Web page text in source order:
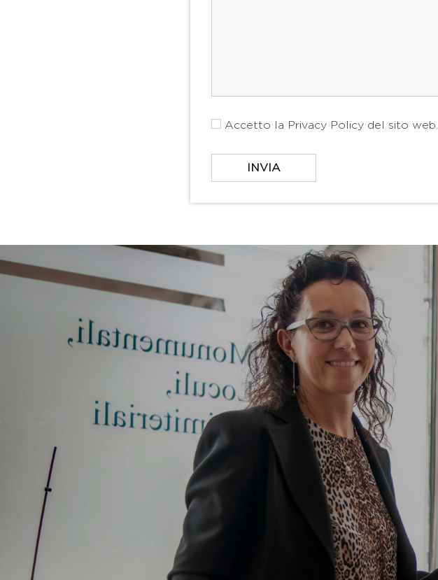
Accetto la Privacy Policy del sito web.